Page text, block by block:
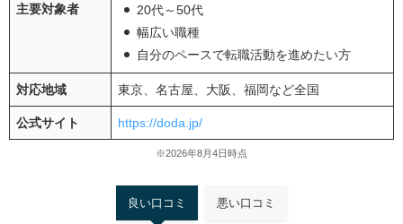
主要対象者
20代～50代
幅広い職種
自分のペースで転職活動を進めたい方
対応地域 東京、名古屋、大阪、福岡など全国
公式サイト https://doda.jp/
※2026年8月4日時点
良い口コミ 悪い口コミ